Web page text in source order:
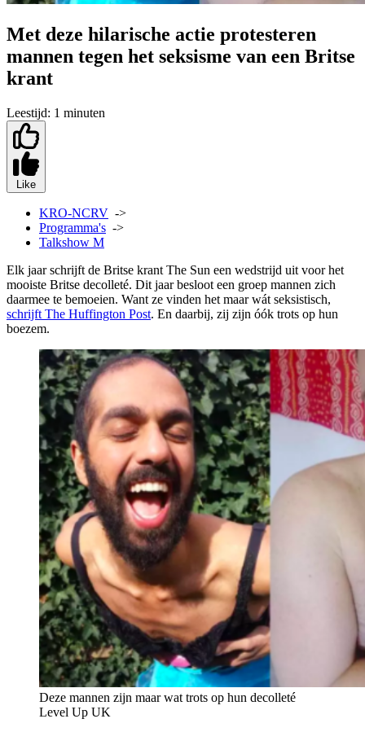
Met deze hilarische actie protesteren
mannen tegen het seksisme van een Britse
krant
Leestijd: 1 minuten
Like
KRO-NCRV ->
Programma's ->
Talkshow M
Elk jaar schrijft de Britse krant The Sun een wedstrijd uit voor het
mooiste Britse decolleté. Dit jaar besloot een groep mannen zich
daarmee te bemoeien. Want ze vinden het maar wát seksistisch,
schrijft The Huffington Post. En daarbij, zij zijn óók trots op hun
boezem.
Deze mannen zijn maar wat trots op hun decolleté
Level Up UK